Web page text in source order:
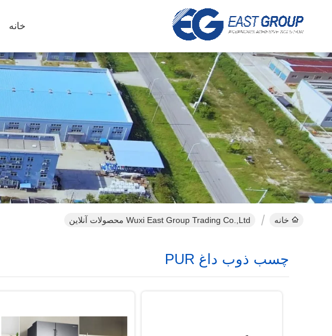
خانه
خانه Wuxi East Group Trading Co.,Ltd محصولات آنلاین
چسب ذوب داغ PUR